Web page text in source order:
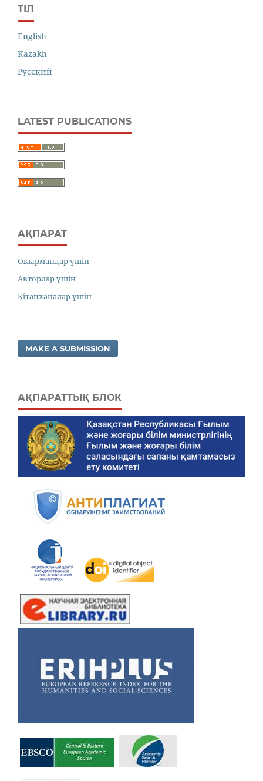
ТІЛ
English
Kazakh
Русский
LATEST PUBLICATIONS
АҚПАРАТ
Оқырмандар үшін
Авторлар үшін
Кітапханалар үшін
MAKE A SUBMISSION
АҚПАРАТТЫҚ БЛОК